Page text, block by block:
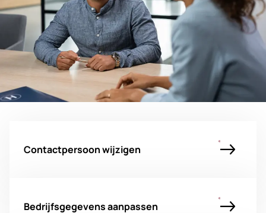
Contactpersoon wijzigen
Bedrijfsgegevens aanpassen